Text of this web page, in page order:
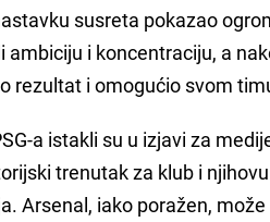
susreta pokazao
i koncentraciju, a
rezultat i omogućio svom
a istakli su u izjavi za
trenutak za klub i
Arsenal, iako poražen,